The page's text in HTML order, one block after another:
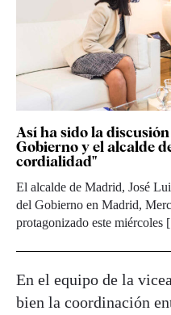
Así ha sido la
Gobierno y el alcalde
cordialidad"
El alcalde de Madrid, José
del Gobierno en Madrid,
protagonizado este
En el equipo de la
bien la coordinación